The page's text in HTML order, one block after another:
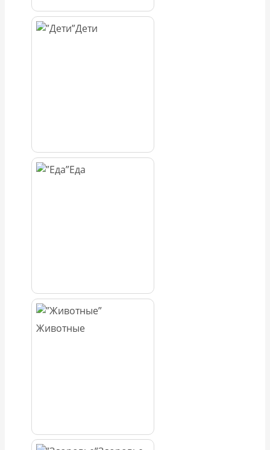
Дети
Еда
Животные